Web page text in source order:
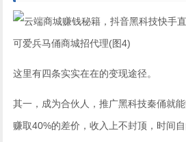
这里有四条实实在在的变现途径。
其一，成为合伙人，推广黑科技秦俑就
赚取40%的差价，收入上不封顶，时间自